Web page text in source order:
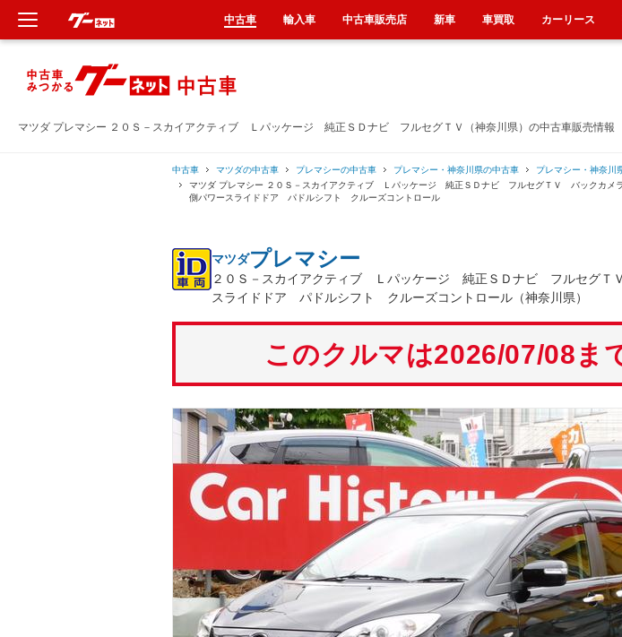
マツダ プレマシー ２０Ｓ－スカイアクティブ Ｌパッケージ 純正ＳＤナビ フルセグＴＶ（神奈川県）の中古車販売情報
中古車 マツダの中古車 プレマシーの中古車 プレマシー・神奈川県の中古車
プレマシー・神奈川
マツダ プレマシー ２０Ｓ－スカイアクティブ Ｌパッケージ 純正ＳＤナビ フルセグＴＶ バックカ
側パワースライドドア パドルシフト クルーズコントロール
マツダプレマシー
２０Ｓ－スカイアクティブ Ｌパッケージ 純正ＳＤナビ フルセグ
スライドドア パドルシフト クルーズコントロール（神奈川県）
このクルマは2026/07/08ま
中古車 輸入車 中古車販売店 新車 車買取 カーリース
新車
中古車